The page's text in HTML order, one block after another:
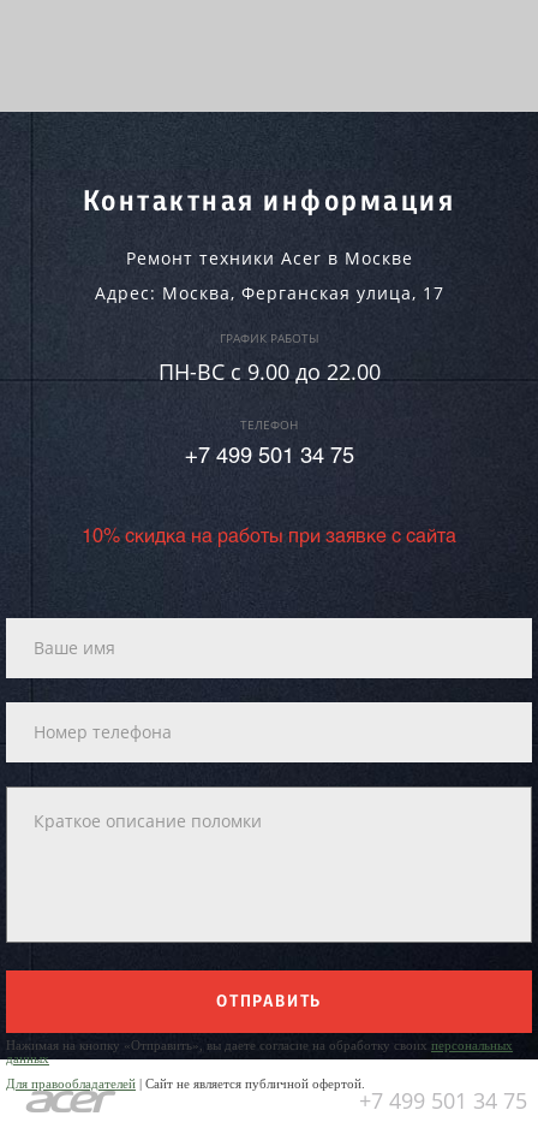
Контактная информация
Ремонт техники Acer в Москве
Адрес: Москва, Ферганская улица, 17
ГРАФИК РАБОТЫ
ПН-ВC c 9.00 до 22.00
ТЕЛЕФОН
+7 499 501 34 75
10% скидка на работы при заявке с сайта
ОТПРАВИТЬ
Нажимая на кнопку «Отправить», вы даете согласие на обработку своих персональных
данных
Для правообладателей | Сайт не является публичной офертой.
+7 499 501 34 75